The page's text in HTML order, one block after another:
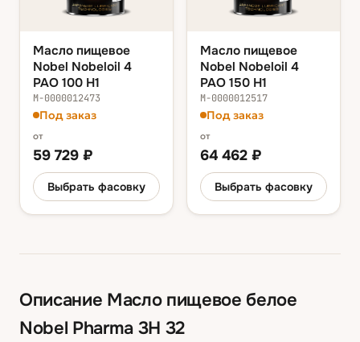
Масло пищевое
Nobel Nobeloil 4
PAO 100 H1
М-0000012473
Под заказ
от
59 729 ₽
Выбрать фасовку
Масло пищевое
Nobel Nobeloil 4
PAO 150 H1
М-0000012517
Под заказ
от
64 462 ₽
Выбрать фасовку
Описание Масло пищевое белое
Nobel Pharma 3H 32